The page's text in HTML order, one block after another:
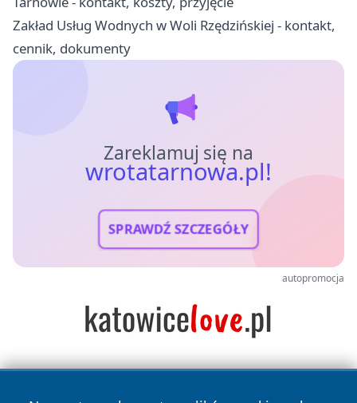
Zakład Usług Wodnych w Woli Rzędzińskiej - kontakt,
cennik, dokumenty
Zareklamuj się na
wrotatarnowa.pl!
SPRAWDŹ SZCZEGÓŁY
autopromocja